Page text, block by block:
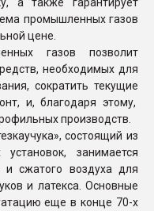
промышленных газов
цене.
газов позволит
необходимых для
сократить текущие
и, благодаря этому,
производств.
состоящий из
установок, занимается
и сжатого воздуха для
и латекса. Основные
еще в конце 70-х